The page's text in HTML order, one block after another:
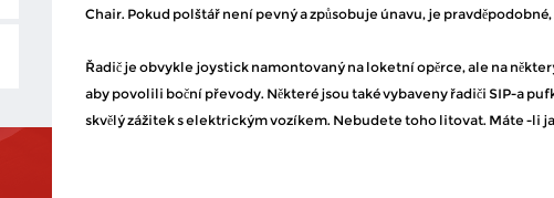
Chair. Pokud polštář není pevný a způsobuje únavu, je
Řadič je obvykle joystick namontovaný na loketní opěrce, ale na
aby povolili boční převody. Některé jsou také vybaveny řadiči SIP-a
skvělý zážitek s elektrickým vozíkem. Nebudete toho litovat. Máte -li